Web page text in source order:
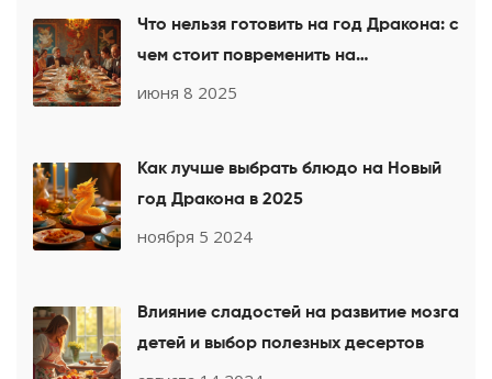
Что нельзя готовить на год Дракона: с
чем стоит повременить на
праздничном столе
июня 8 2025
Как лучше выбрать блюдо на Новый
год Дракона в 2025
ноября 5 2024
Влияние сладостей на развитие мозга
детей и выбор полезных десертов